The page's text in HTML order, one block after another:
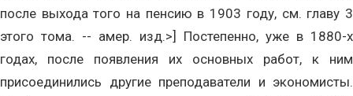
после выхода того на пенсию в 1903 году, см. главу 3
этого тома. -- амер. изд.>] Постепенно, уже в 1880-х
годах, после появления их основных работ, к ним
присоединились другие преподаватели и экономисты.